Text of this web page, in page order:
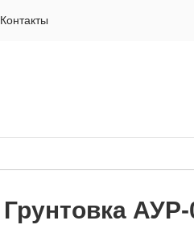
Контакты
Грунтовка АУР-